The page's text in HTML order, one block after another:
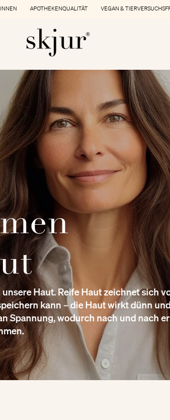
APOTHEKENQUALITÄT VEGAN &
Haut. Reife Haut zeichnet sich
kann – die Haut wirkt dünn
Spannung, wodurch nach und nach